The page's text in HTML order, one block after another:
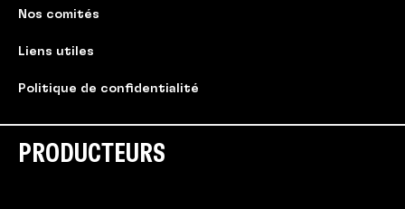
Nos comités
Liens utiles
Politique de confidentialité
PRODUCTEURS